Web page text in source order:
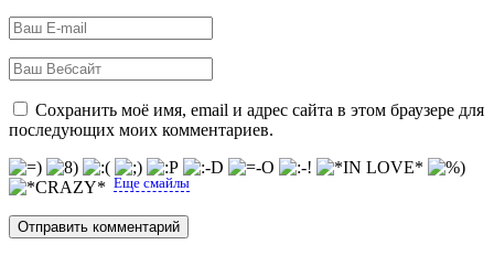
Сохранить моё имя, email и адрес сайта в этом браузере для
последующих моих комментариев.
Еще смайлы